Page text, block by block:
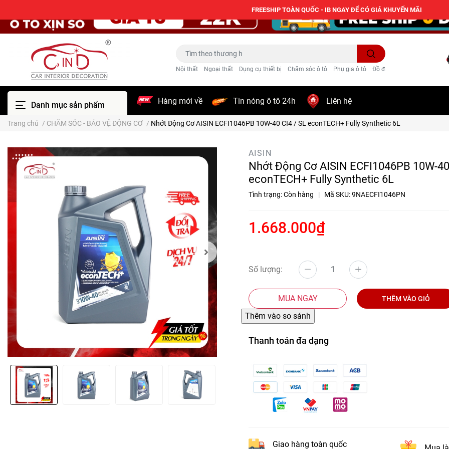
Nội thất Ngoại thất Dụng cụ thiết bị Chăm sóc ô tô Phụ gia ô tô Đồ điện ô tô
Danh mục sản phẩm Hàng mới về Tin nóng ô tô 24h Liên hệ
Trang chủ / CHĂM SÓC - BẢO VỆ ĐỘNG CƠ / Nhớt Động Cơ AISIN ECFI1046PB 10W-40 CI4 / SL econTECH+ Fully Synthetic 6L
AISIN
Nhớt Động Cơ AISIN ECFI1046PB 10W-
econTECH+ Fully Synthetic 6L
Tình trạng:Còn hàng | Mã SKU:9NAECFI1046PN
1.668.000₫
Số lượng:
MUA NGAY THÊM VÀO GIỎ
Thanh toán đa dạng
Giao hàng toàn quốc
FREESHIP TOÀN QUỐC - IB NGAY ĐỂ CÓ GIÁ KHUYẾN MÃI